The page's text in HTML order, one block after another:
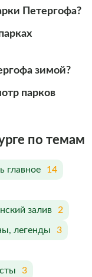
Петергофа?
зимой?
парков
по темам
главное 14
залив 2
легенды 3
3